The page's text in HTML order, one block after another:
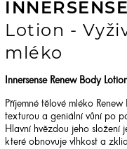
INNERSENSE
Lotion -
mléko
Innersense Renew Body
Příjemné tělové mléko
texturou a geniální vůní po
Hlavní hvězdou jeho složení
které obnovuje vlhkost a